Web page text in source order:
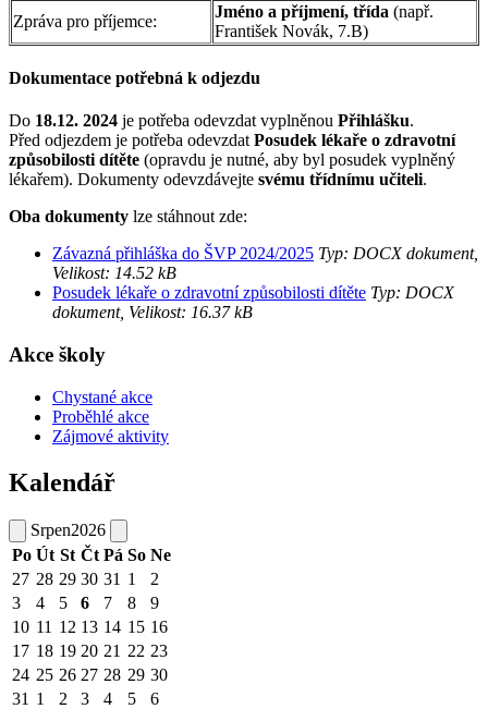
Zpráva pro příjemce:
Jméno a příjmení, třída (např.
František Novák, 7.B)
Dokumentace potřebná k odjezdu
Do 18.12. 2024 je potřeba odevzdat vyplněnou Přihlášku.
Před odjezdem je potřeba odevzdat Posudek lékaře o zdravotní
způsobilosti dítěte (opravdu je nutné, aby byl posudek vyplněný
lékařem). Dokumenty odevzdávejte svému třídnímu učiteli.
Oba dokumenty lze stáhnout zde:
Závazná přihláška do ŠVP 2024/2025 Typ: DOCX dokument,
Velikost: 14.52 kB
Posudek lékaře o zdravotní způsobilosti dítěte Typ: DOCX
dokument, Velikost: 16.37 kB
Akce školy
Chystané akce
Proběhlé akce
Zájmové aktivity
Kalendář
Srpen2026
Po Út St Čt Pá So Ne
27 28 29 30 31 1
2
3
4 5 6 7 8
9
10 11 12 13 14 15 16
17 18 19 20 21 22 23
24 25 26 27 28 29 30
31 1 2 3 4 5 6